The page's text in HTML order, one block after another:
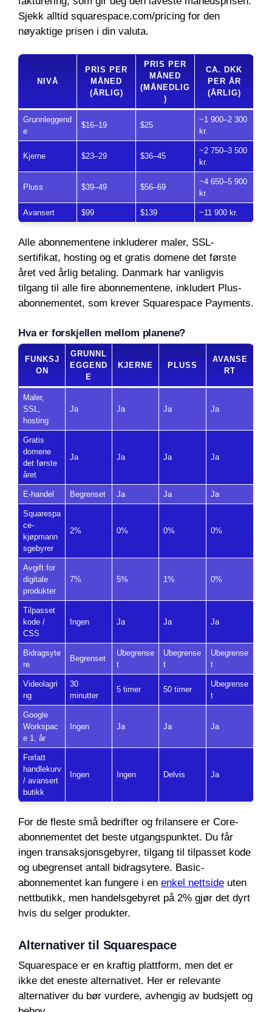
Sjekk alltid squarespace.com/pricing for den
nøyaktige prisen i din valuta.
NIVÅ
PRIS PER
MÅNED
(ÅRLIG)
PRIS PER
MÅNED
(MÅNEDLIG
)
CA. DKK
PER ÅR
(ÅRLIG)
Grunnleggend
e
$16–19 $25
~1 900–2 300
kr.
Kjerne $23–29 $36–45
~2 750–3 500
kr.
Pluss $39–49 $56–69
~4 650–5 900
kr.
Avansert $99 $139 ~11 900 kr.
Alle abonnementene inkluderer maler, SSL-
sertifikat, hosting og et gratis domene det første
året ved årlig betaling. Danmark har vanligvis
tilgang til alle fire abonnementene, inkludert Plus-
abonnementet, som krever Squarespace Payments.
Hva er forskjellen mellom planene?
FUNKSJ
ON
GRUNNL
EGGEND
E
KJERNE PLUSS
AVANSE
RT
Maler,
SSL,
hosting
Ja Ja Ja Ja
Gratis
domene
det første
året
Ja Ja Ja Ja
E-handel Begrenset Ja Ja Ja
Squarespa
ce-
kjøpmann
sgebyrer
2% 0% 0% 0%
Avgift for
digitale
produkter
7% 5% 1% 0%
Tilpasset
kode /
CSS
Ingen Ja Ja Ja
Bidragsyte
re
Begrenset
Ubegrense
t
Ubegrense
t
Ubegrense
t
Videolagri
ng
30
minutter
5 timer 50 timer
Ubegrense
t
Google
Workspac
e 1. år
Ingen Ja Ja Ja
Forlatt
handlekurv
/ avansert
butikk
Ingen Ingen Delvis Ja
For de fleste små bedrifter og frilansere er Core-
abonnementet det beste utgangspunktet. Du får
ingen transaksjonsgebyrer, tilgang til tilpasset kode
og ubegrenset antall bidragsytere. Basic-
abonnementet kan fungere i en enkel nettside uten
nettbutikk, men handelsgebyret på 2% gjør det dyrt
hvis du selger produkter.
Alternativer til Squarespace
Squarespace er en kraftig plattform, men det er
ikke det eneste alternativet. Her er relevante
alternativer du bør vurdere, avhengig av budsjett og